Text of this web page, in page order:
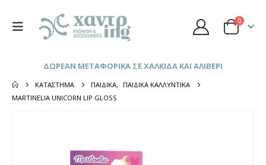
0
ΔΩΡΕΑΝ ΜΕΤΑΦΟΡΙΚΑ ΣΕ ΧΑΛΚΙΔΑ ΚΑΙ ΑΛΙΒΕΡΙ
ΚΑΤΆΣΤΗΜΑ ΠΑΙΔΙΚΆ,
ΠΑΙΔΙΚΆ ΚΑΛΛΥΝΤΙΚΆ
MARTINELIA UNICORN LIP GLOSS